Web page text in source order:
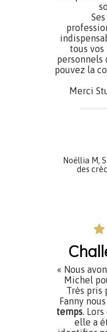
tous
personnels
pouvez la
Merci
Noëllia M,
des
« Nous
Michel
Très pris
Fanny
temps.
elle a